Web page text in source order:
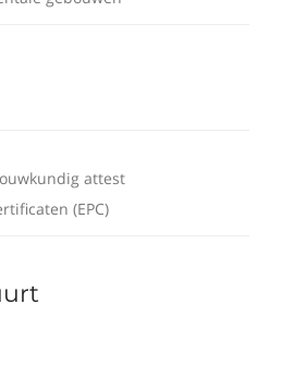
attest
(EPC)